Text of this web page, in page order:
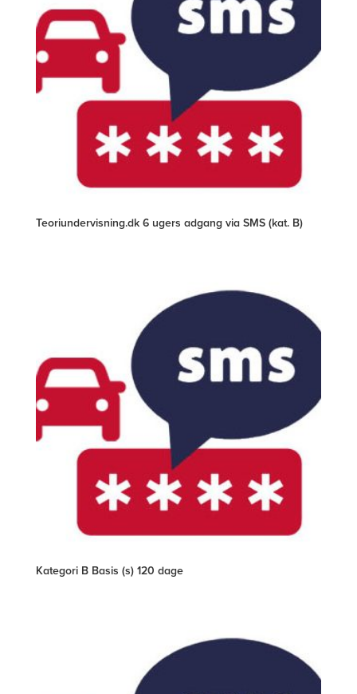
Teoriundervisning.dk 6 ugers adgang via SMS (kat. B)
Kategori B Basis (s) 120 dage